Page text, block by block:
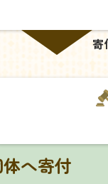
寄
へ寄付